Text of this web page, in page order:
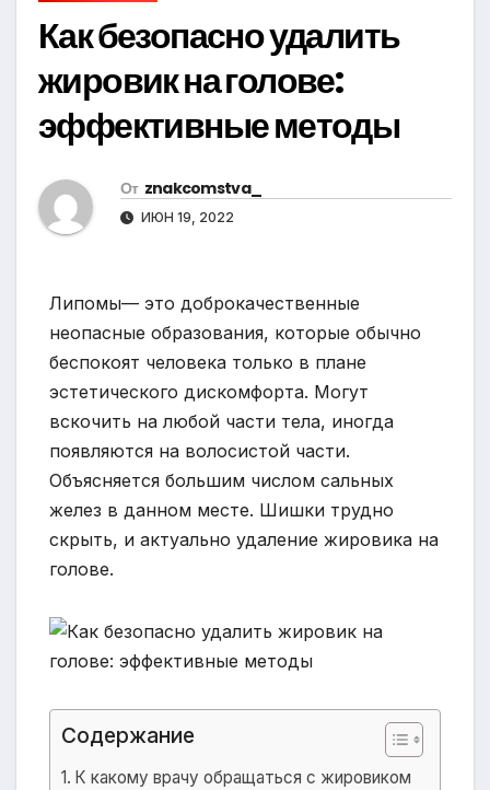
Как безопасно удалить
жировик на голове:
эффективные методы
От znakcomstva_
ИЮН 19, 2022
Липомы— это доброкачественные
неопасные образования, которые обычно
беспокоят человека только в плане
эстетического дискомфорта. Могут
вскочить на любой части тела, иногда
появляются на волосистой части.
Объясняется большим числом сальных
желез в данном месте. Шишки трудно
скрыть, и актуально удаление жировика на
голове.
Содержание
К какому врачу обращаться с жировиком